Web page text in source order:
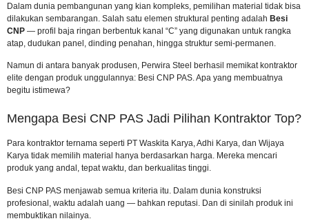
Dalam dunia pembangunan yang kian kompleks, pemilihan material tidak bisa
dilakukan sembarangan. Salah satu elemen struktural penting adalah Besi
CNP — profil baja ringan berbentuk kanal “C” yang digunakan untuk rangka
atap, dudukan panel, dinding penahan, hingga struktur semi-permanen.
Namun di antara banyak produsen, Perwira Steel berhasil memikat kontraktor
elite dengan produk unggulannya: Besi CNP PAS. Apa yang membuatnya
begitu istimewa?
Mengapa Besi CNP PAS Jadi Pilihan Kontraktor Top?
Para kontraktor ternama seperti PT Waskita Karya, Adhi Karya, dan Wijaya
Karya tidak memilih material hanya berdasarkan harga. Mereka mencari
produk yang andal, tepat waktu, dan berkualitas tinggi.
Besi CNP PAS menjawab semua kriteria itu. Dalam dunia konstruksi
profesional, waktu adalah uang — bahkan reputasi. Dan di sinilah produk ini
membuktikan nilainya.